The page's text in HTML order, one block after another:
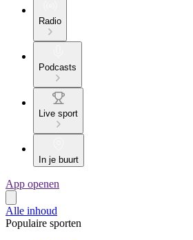
Radio
Podcasts
Live sport
In je buurt
App openen
Alle inhoud
Populaire sporten